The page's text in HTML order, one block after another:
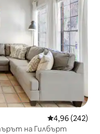
Средна
4,96 (242)
на Гилбърт